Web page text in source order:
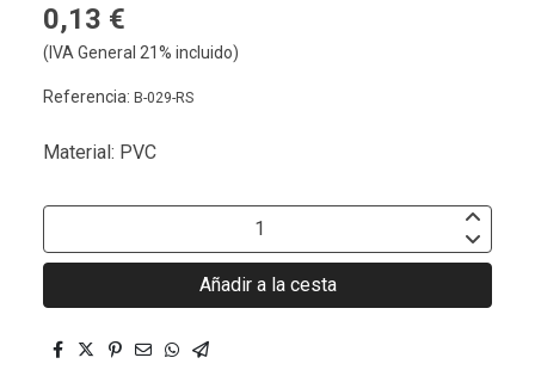
0,13 €
(IVA General 21% incluido)
Referencia: B-029-RS
Material: PVC
Añadir a la cesta